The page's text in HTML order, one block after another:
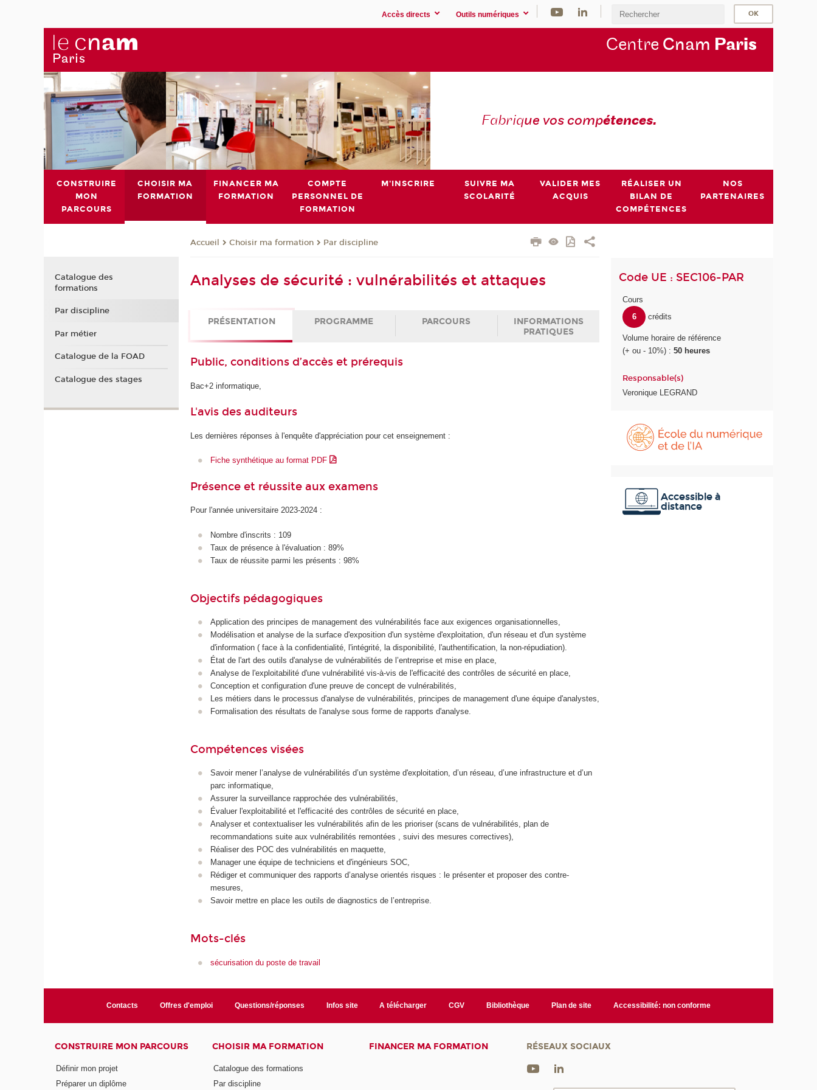
Accès directs Outils numériques
Centre Cnam Paris
Fabrique vos compétences.
CONSTRUIRE
MON
PARCOURS
CHOISIR MA
FORMATION
FINANCER MA
FORMATION
COMPTE
PERSONNEL DE
FORMATION
M'INSCRIRE
SUIVRE MA
SCOLARITÉ
VALIDER MES
ACQUIS
RÉALISER UN
BILAN DE
COMPÉTENCES
NOS
PARTENAIRES
Accueil Choisir ma formation Par discipline
Analyses de sécurité : vulnérabilités et attaques
PRÉSENTATION PROGRAMME PARCOURS
INFORMATIONS
PRATIQUES
Public, conditions d’accès et prérequis
Bac+2 informatique,
L'avis des auditeurs
Les dernières réponses à l'enquête d'appréciation pour cet enseignement :
Fiche synthétique au format PDF
Présence et réussite aux examens
Pour l'année universitaire 2023-2024 :
Nombre d'inscrits : 109
Taux de présence à l'évaluation : 89%
Taux de réussite parmi les présents : 98%
Objectifs pédagogiques
Application des principes de management des vulnérabilités face aux exigences organisationnelles,
Modélisation et analyse de la surface d'exposition d'un système d'exploitation, d'un réseau et d'un système
d'information ( face à la confidentialité, l'intégrité, la disponibilité, l'authentification, la non-répudiation).
État de l'art des outils d'analyse de vulnérabilités de l’entreprise et mise en place,
Analyse de l'exploitabilité d'une vulnérabilité vis-à-vis de l'efficacité des contrôles de sécurité en place,
Conception et configuration d'une preuve de concept de vulnérabilités,
Les métiers dans le processus d'analyse de vulnérabilités, principes de management d'une équipe d'analystes,
Formalisation des résultats de l'analyse sous forme de rapports d'analyse.
Compétences visées
Savoir mener l’analyse de vulnérabilités d’un système d'exploitation, d’un réseau, d’une infrastructure et d’un
parc informatique,
Assurer la surveillance rapprochée des vulnérabilités,
Évaluer l'exploitabilité et l'efficacité des contrôles de sécurité en place,
Analyser et contextualiser les vulnérabilités afin de les prioriser (scans de vulnérabilités, plan de
recommandations suite aux vulnérabilités remontées , suivi des mesures correctives),
Réaliser des POC des vulnérabilités en maquette,
Manager une équipe de techniciens et d'ingénieurs SOC,
Rédiger et communiquer des rapports d’analyse orientés risques : le présenter et proposer des contre-
mesures,
Savoir mettre en place les outils de diagnostics de l’entreprise.
Mots-clés
sécurisation du poste de travail
Code UE : SEC106-PAR
Cours
6
crédits
Volume horaire de référence
(+ ou - 10%) :50 heures
Responsable(s)
Veronique LEGRAND
Accessible à
distance
Catalogue des
formations
Par discipline
Par métier
Catalogue de la FOAD
Catalogue des stages
Contacts Offres d'emploi Questions/réponses Infos site A télécharger CGV Bibliothèque Plan de site Accessibilité: non conforme
CONSTRUIRE MON PARCOURS
Définir mon projet
Préparer un diplôme
CHOISIR MA FORMATION
Catalogue des formations
Par discipline
FINANCER MA FORMATION RÉSEAUX SOCIAUX